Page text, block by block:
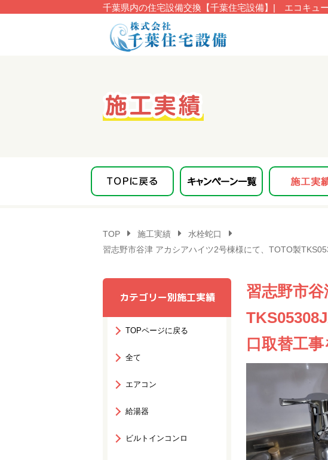
千葉県内の住宅設備交換【千葉住宅設備】| エコキュ
TOP 施工実績
水栓蛇口
習志野市谷津 アカシアハイツ2号棟様にて、TOTO製
カテゴリー別施工実績
TOPページに戻る
全て
エアコン
給湯器
ビルトインコンロ
習志野市
口取替工